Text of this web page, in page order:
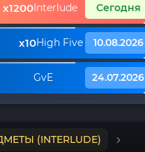
x1200Interlude Сегодня
x10High Five 10.08.2026
GvE 24.07.2026
(INTERLUDE)